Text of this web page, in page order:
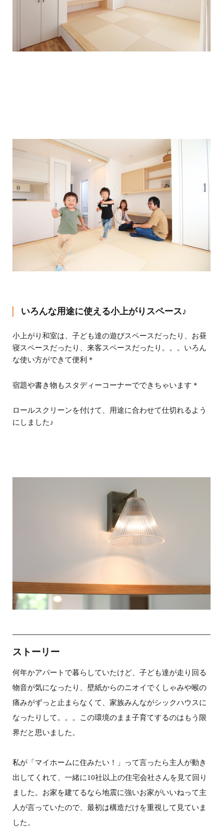
いろんな用途に使える小上がりスペース♪
小上がり和室は、子ども達の遊びスペースだったり、お昼
寝スペースだったり、来客スペースだったり。。。いろん
な使い方ができて便利＊
宿題や書き物もスタディーコーナーでできちゃいます＊
ロールスクリーンを付けて、用途に合わせて仕切れるよう
にしました♪
ストーリー
何年かアパートで暮らしていたけど、子ども達が走り回る
物音が気になったり、壁紙からのニオイでくしゃみや喉の
痛みがずっと止まらなくて、家族みんながシックハウスに
なったりして。。。この環境のまま子育てするのはもう限
界だと思いました。
私が「マイホームに住みたい！」って言ったら主人が動き
出してくれて、一緒に10社以上の住宅会社さんを見て回り
ました。お家を建てるなら地震に強いお家がいいねって主
人が言っていたので、最初は構造だけを重視して見ていま
した。